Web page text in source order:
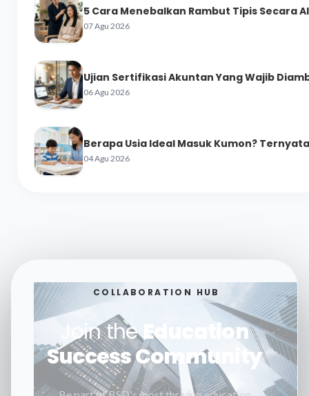
5 Cara Menebalkan Rambut Tipis Secara
07 Agu 2026
Ujian Sertifikasi Akuntan Yang Wajib
06 Agu 2026
Berapa Usia Ideal Masuk Kumon?
04 Agu 2026
COLLABORATION HUB
Join theEducation
Success Community